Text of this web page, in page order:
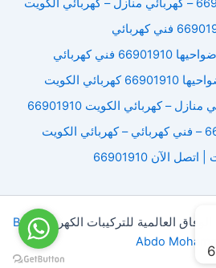
فني كهربائي
الكويت
– كهربائي الكويت 66901910
الآن 66901910
By
Abdo Mohamed